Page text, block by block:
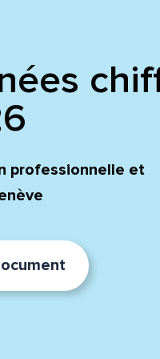
professionnelle et